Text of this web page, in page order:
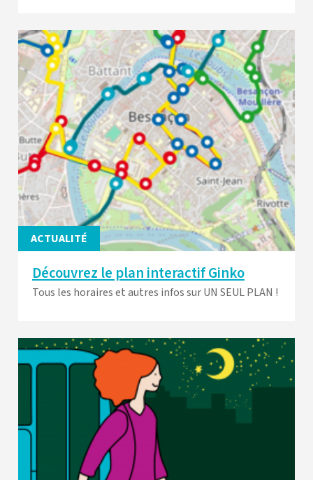
ACTUALITÉ
Découvrez le plan interactif Ginko
Tous les horaires et autres infos sur UN SEUL PLAN !